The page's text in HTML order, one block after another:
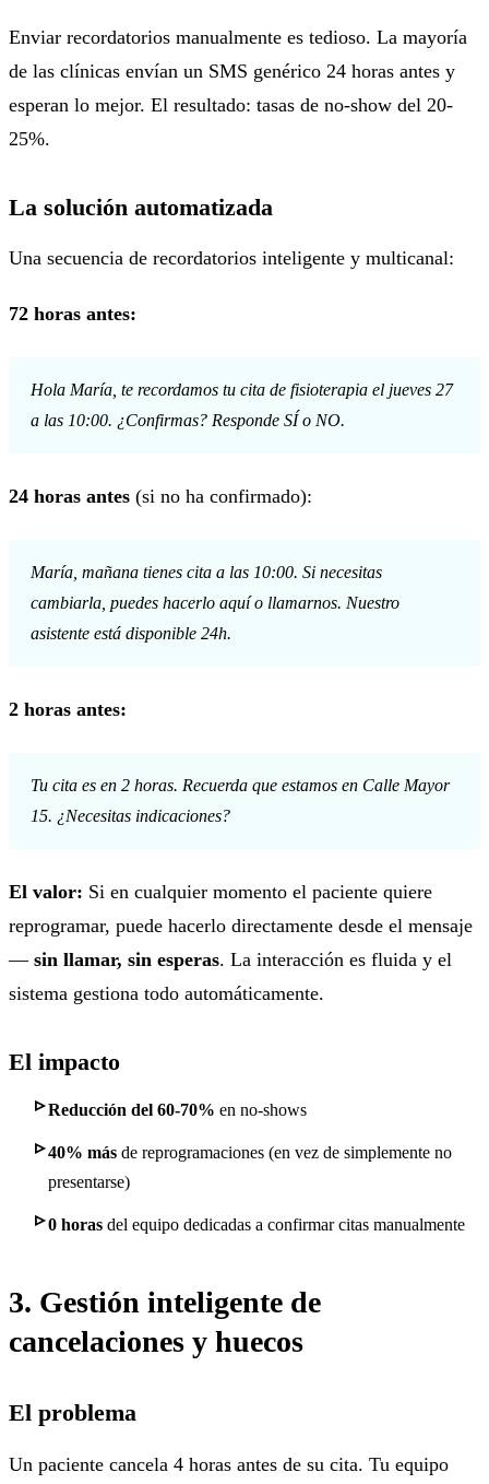
Enviar recordatorios manualmente es tedioso. La mayoría
de las clínicas envían un SMS genérico 24 horas antes y
esperan lo mejor. El resultado: tasas de no-show del 20-
25%.
La solución automatizada
Una secuencia de recordatorios inteligente y multicanal:
72 horas antes:
Hola María, te recordamos tu cita de fisioterapia el jueves 27
a las 10:00. ¿Confirmas? Responde SÍ o NO.
24 horas antes (si no ha confirmado):
María, mañana tienes cita a las 10:00. Si necesitas
cambiarla, puedes hacerlo aquí o llamarnos. Nuestro
asistente está disponible 24h.
2 horas antes:
Tu cita es en 2 horas. Recuerda que estamos en Calle Mayor
15. ¿Necesitas indicaciones?
El valor: Si en cualquier momento el paciente quiere
reprogramar, puede hacerlo directamente desde el mensaje
— sin llamar, sin esperas. La interacción es fluida y el
sistema gestiona todo automáticamente.
El impacto
Reducción del 60-70% en no-shows
40% más de reprogramaciones (en vez de simplemente no
presentarse)
0 horas del equipo dedicadas a confirmar citas manualmente
3. Gestión inteligente de
cancelaciones y huecos
El problema
Un paciente cancela 4 horas antes de su cita. Tu equipo